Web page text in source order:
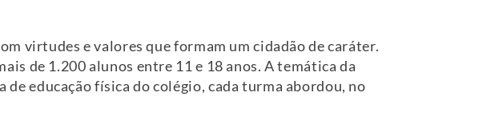
virtudes e valores que formam um cidadão de caráter.
de 1.200 alunos entre 11 e 18 anos. A temática da
educação física do colégio, cada turma abordou, no